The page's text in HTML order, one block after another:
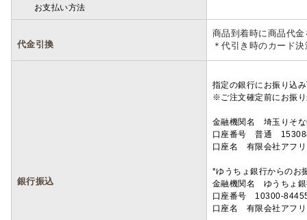
お支払い方法
代金引換
商品到着時に商品代
＊代引き時のカード
銀行振込
指定の銀行にお振り込
※ご注文確定前にお振
金融機関名 埼玉りそ
口座番号 普通
口座名 有限会社アフ
*ゆうちょ銀行からのお
金融機関名 ゆうちょ
口座番号 10300-
口座名 有限会社アフ